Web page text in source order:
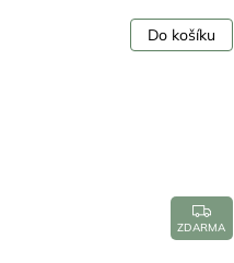
Do košíku
ZDARMA